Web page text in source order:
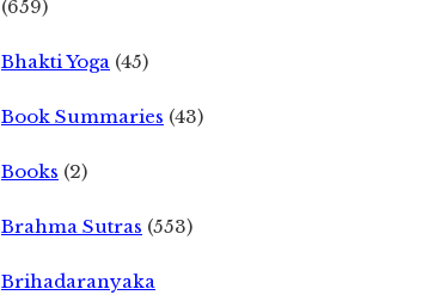
(659)
Bhakti Yoga (45)
Book Summaries (43)
Books (2)
Brahma Sutras (553)
Brihadaranyaka